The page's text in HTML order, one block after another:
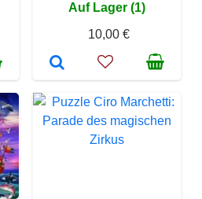
Auf Lager (1)
10,00 €